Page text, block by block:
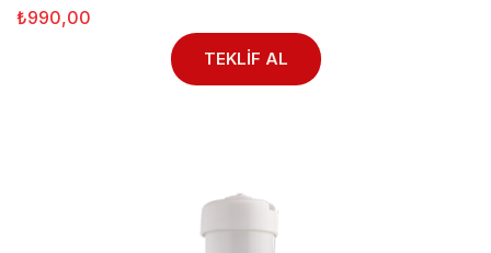
₺990,00
TEKLİF AL